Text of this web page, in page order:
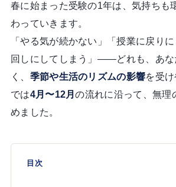
春に始まった受験の1年は、気持ちも
わっていきます。
「やる気が続かない」「授業に戻り
回しにしてしまう」——どれも、あな
く、 季節や生活のリズムの影響を受
では4月〜12月の流れに沿って、無理
めました。
目次